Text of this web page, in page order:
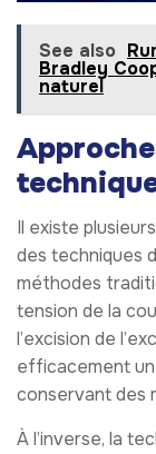
See also
Bradley
naturel
Il existe
des techniques
méthodes
tension de la
l’excision de
efficacement
conservant des
À l’inverse, la